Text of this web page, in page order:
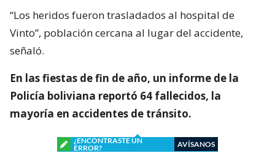
“Los heridos fueron trasladados al hospital de
Vinto”, población cercana al lugar del accidente,
señaló.
En las fiestas de fin de año, un informe de la
Policía boliviana reportó 64 fallecidos, la
mayoría en accidentes de tránsito.
¿ENCONTRASTE UN
ERROR?
AVÍSANOS